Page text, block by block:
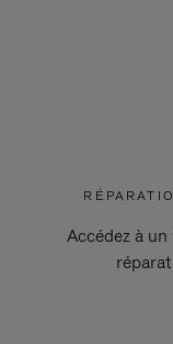
Accédez à